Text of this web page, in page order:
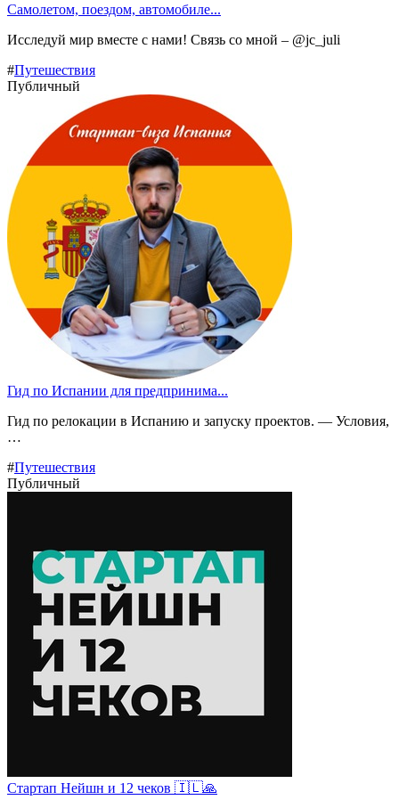
Самолетом, поездом, автомобиле...
Исследуй мир вместе с нами! Связь со мной – @jc_juli
#Путешествия
Публичный
Гид по Испании для предпринима...
Гид по релокации в Испанию и запуску проектов. — Условия,
…
#Путешествия
Публичный
Стартап Нейшн и 12 чеков 🇮🇱🙏